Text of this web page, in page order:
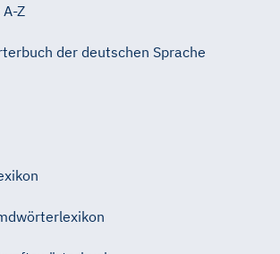
Z
der deutschen Sprache